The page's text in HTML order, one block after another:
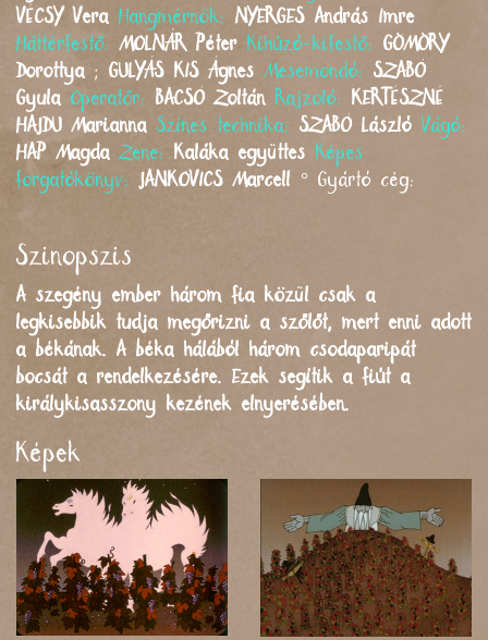
VÉCSY Vera Hangmérnök: NYERGES András Imre
Háttérfestő:MOLNÁR Péter Kihúzó-kifestő: GÖMÖRY
Dorottya ; GULYÁS KIS Ágnes Mesemondó: SZABÓ
Gyula Operatőr: BACSÓ Zoltán Rajzoló: KERTÉSZNÉ
HAJDU Marianna Színes technika: SZABÓ László Vágó:
HAP Magda Zene: Kaláka együttes
Képes
forgatókönyv: JANKOVICS Marcell ° Gyártó cég:
Szinopszis
A szegény ember három fia közül csak a
legkisebbik tudja megőrizni a szőlőt, mert enni adott
a békának. A béka hálából három csodaparipát
bocsát a rendelkezésére. Ezek segítik a fiút a
királykisasszony kezének elnyerésében.
Képek